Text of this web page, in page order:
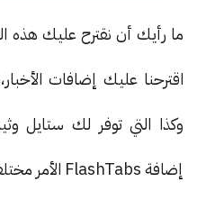
ما رأيك أن نقترح عليك هذه
اقترحنا عليك إضافات
وكذا التي توفر لك ستايل
إضافة FlashTabs الأمر مختلف كليا.